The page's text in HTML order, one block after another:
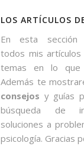
LOS ARTÍCULOS
En esta sección
todos mis
temas en lo que
Además te
consejos y guías
búsqueda de
soluciones a
psicología. Gracias